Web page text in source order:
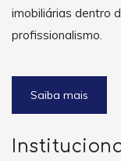
imobiliárias dentro
profissionalismo.
Saiba mais